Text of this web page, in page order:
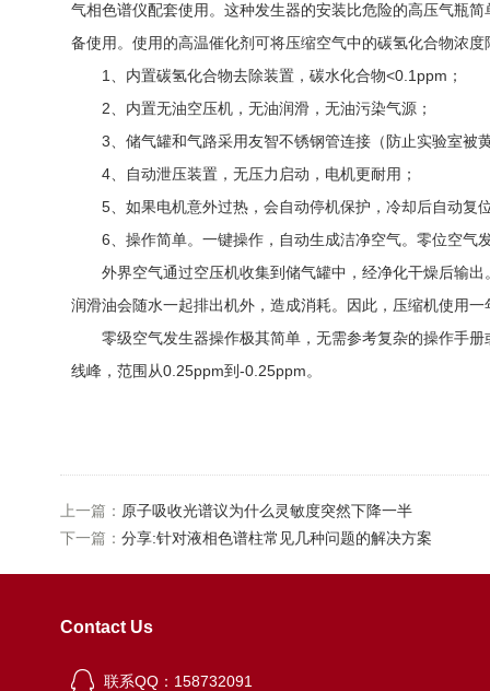
气相色谱仪配套使用。这种发生器的安装比危险的高压气瓶
备使用。使用的高温催化剂可将压缩空气中的碳氢化合物浓
1、内置碳氢化合物去除装置，碳水化合物<0.1ppm；
2、内置无油空压机，无油润滑，无油污染气源；
3、储气罐和气路采用友智不锈钢管连接（防止实验室被
4、自动泄压装置，无压力启动，电机更耐用；
5、如果电机意外过热，会自动停机保护，冷却后自动复
6、操作简单。一键操作，自动生成洁净空气。零位空气
外界空气通过空压机收集到储气罐中，经净化干燥后输出
润滑油会随水一起排出机外，造成消耗。因此，压缩机使用
零级空气发生器操作极其简单，无需参考复杂的操作手册
线峰，范围从0.25ppm到-0.25ppm。
上一篇： 原子吸收光谱议为什么灵敏度突然下降一半
下一篇： 分享:针对液相色谱柱常见几种问题的解决方案
Contact Us
联系QQ：158732091